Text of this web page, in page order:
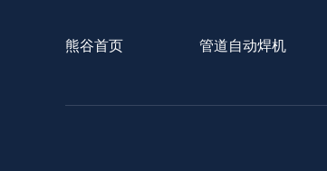
熊谷首页 管道自动焊机